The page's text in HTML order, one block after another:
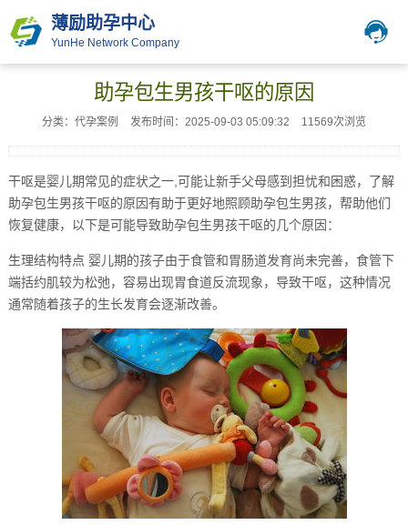
薄励助孕中心
YunHe Network Company
助孕包生男孩干呕的原因
分类：代孕案例 发布时间：2025-09-03 05:09:32 11569次浏览
干呕是婴儿期常见的症状之一,可能让新手父母感到担忧和困惑，了解
助孕包生男孩干呕的原因有助于更好地照顾助孕包生男孩，帮助他们
恢复健康，以下是可能导致助孕包生男孩干呕的几个原因：
生理结构特点 婴儿期的孩子由于食管和胃肠道发育尚未完善，食管下
端括约肌较为松弛，容易出现胃食道反流现象，导致干呕，这种情况
通常随着孩子的生长发育会逐渐改善。